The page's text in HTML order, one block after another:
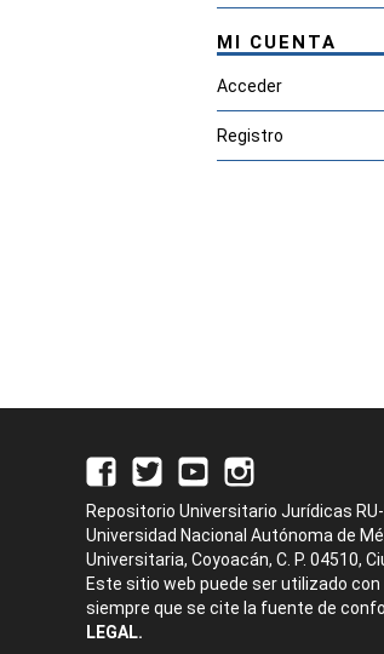
MI CUENTA
Acceder
Registro
Repositorio Universitario Jurídicas RU-
Universidad Nacional Autónoma de
Universitaria, Coyoacán, C. P. 04510,
Este sitio web puede ser utilizado
siempre que se cite la fuente de
LEGAL.